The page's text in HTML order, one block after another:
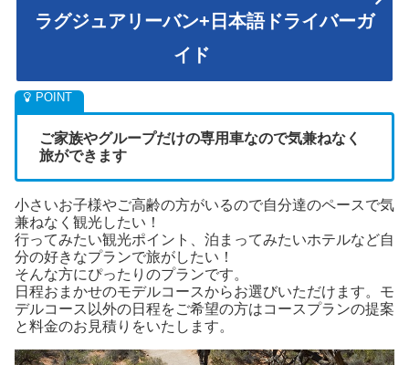
ラグジュアリーバン+日本語ドライバーガ
イド
ご家族やグループだけの専用車なので気兼ねなく
旅ができます
小さいお子様やご高齢の方がいるので自分達のペースで気
兼ねなく観光したい！
行ってみたい観光ポイント、泊まってみたいホテルなど自
分の好きなプランで旅がしたい！
そんな方にぴったりのプランです。
日程おまかせのモデルコースからお選びいただけます。モ
デルコース以外の日程をご希望の方はコースプランの提案
と料金のお見積りをいたします。